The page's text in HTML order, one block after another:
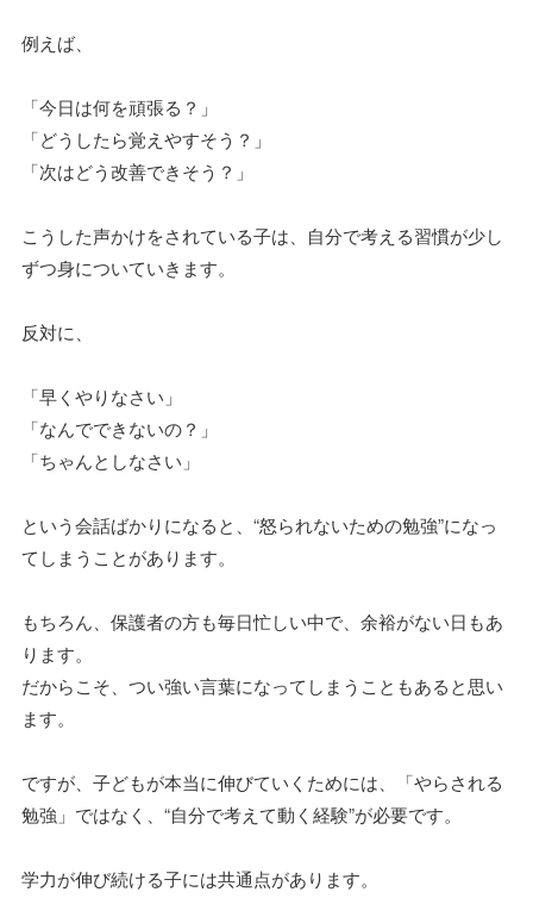
例えば、
「今日は何を頑張る？」
「どうしたら覚えやすそう？」
「次はどう改善できそう？」
こうした声かけをされている子は、自分で考える習慣が少し
ずつ身についていきます。
反対に、
「早くやりなさい」
「なんでできないの？」
「ちゃんとしなさい」
という会話ばかりになると、“怒られないための勉強”になっ
てしまうことがあります。
もちろん、保護者の方も毎日忙しい中で、余裕がない日もあ
ります。
だからこそ、つい強い言葉になってしまうこともあると思い
ます。
ですが、子どもが本当に伸びていくためには、「やらされる
勉強」ではなく、“自分で考えて動く経験”が必要です。
学力が伸び続ける子には共通点があります。